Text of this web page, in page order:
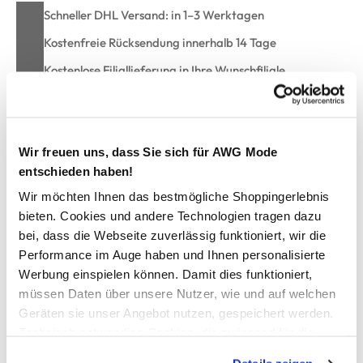
Wir freuen uns, dass Sie sich für AWG Mode
entschieden haben!
Wir möchten Ihnen das bestmögliche Shoppingerlebnis
bieten. Cookies und andere Technologien tragen dazu
bei, dass die Webseite zuverlässig funktioniert, wir die
Performance im Auge haben und Ihnen personalisierte
Werbung einspielen können. Damit dies funktioniert,
müssen Daten über unsere Nutzer, wie und auf welchen
Geräten sie unser Angebot nutzen, gespeichert werden.
Schneller DHL Versand: in 1–3 Werktagen
Kostenfreie Rücksendung innerhalb 14 Tage
Kostenlose Filiallieferung in Ihre Wunschfiliale
Herren Basic T-Shirt
modisches Shirt von One Way
Rundhalsausschnitt
kurze Ärmel
klassisch gerader Schnitt
zusätzliches Nackeninnenband